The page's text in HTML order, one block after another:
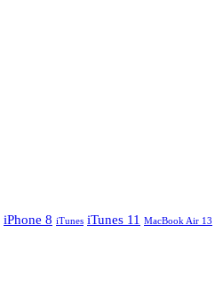
iPhone 8 iTunes iTunes 11 MacBook Air 13